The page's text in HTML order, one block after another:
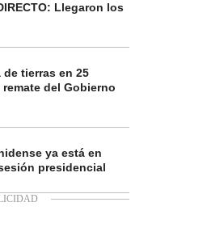
Llegaron los
de tierras en 25
del Gobierno
ya está en
presidencial